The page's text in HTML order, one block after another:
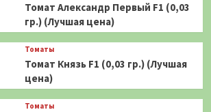
Томат Александр Первый F1 (0,03
гр.) (Лучшая цена)
Томаты
Томат Князь F1 (0,03 гр.) (Лучшая
цена)
Томаты